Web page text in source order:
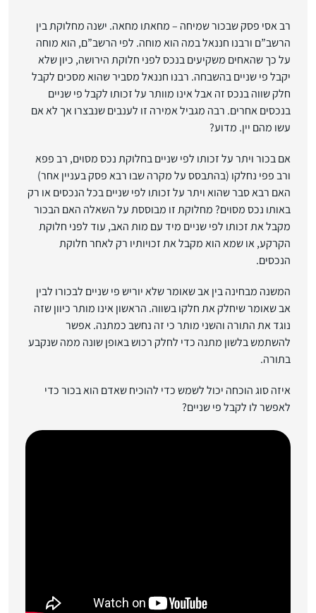
רב אסי פסק שבכור שמיחה – מחאתו מחאה. ישנה מחלוקת בין
הרשב”ם ורבנו חננאל במה הוא מוחה. לפי הרשב”ם, הוא מוחה
על כך שהאחים משקיעים בנכס לפני חלוקת הירושה, כיון שלא
יקבל פי שניים בהשבחה. רבנו חננאל מסביר שהוא מסכים לקבל
חלק שווה בנכס זה אבל אינו מוותר על זכותו לקבל פי שניים
בנכסים אחרים. רבה מגביל אמירה זו לענבים שנבצרו אך לא אם
עשו מהם יין. מדוע?
אם בכור ויתר על זכותו לפי שניים בחלוקת נכס מסוים, רב פפא
ורב פפי נחלקו (בהתבסס על מקרה שבו רבא פסק בעניין אחר)
האם רבא סבר שהוא ויתר על זכותו לפי שניים בכל הנכסים או רק
באותו נכס מסוים? מחלוקת זו מבוססת על השאלה האם הבכור
מקבל את זכותו לפי שניים מיד עם מות האב, עוד לפני חלוקת
הקרקע, או שמא הוא מקבל את זכויותיו רק לאחר חלוקת
הנכסים.
המשנה מבחינה בין אב שאומר שלא יוריש פי שניים לבכורו לבין
אב שאומר שיחלק את חלקו בשווה. הראשון אינו מותר כיוון שזה
נוגד את התורה והשני מותר כי זה נחשב כמתנה. אפשר
להשתמש בלשון מתנה כדי לחלק רכוש באופן שונה ממה שנקבע
בתורה.
איזה סוג הוכחה יכול לשמש כדי להוכיח שאדם הוא בכור כדי
לאפשר לו לקבל פי שניים?